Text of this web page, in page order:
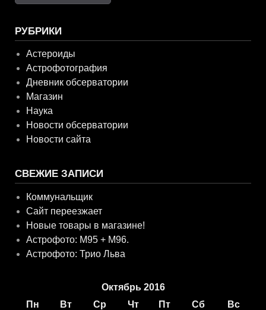
РУБРИКИ
Астероиды
Астрофотография
Дневник обсерватории
Магазин
Наука
Новости обсерватории
Новости сайта
СВЕЖИЕ ЗАПИСИ
Коммунальщик
Сайт переезжает
Новые товары в магазине!
Астрофото: M95 + M96.
Астрофото: Трио Льва
Октябрь 2016
Пн
Вт Ср Чт Пт Сб
Вс